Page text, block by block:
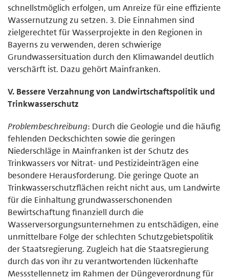
schnellstmöglich erfolgen, um Anreize für eine effiziente
Wassernutzung zu setzen. 3. Die Einnahmen sind
zielgerechtet für Wasserprojekte in den Regionen in
Bayerns zu verwenden, deren schwierige
Grundwassersituation durch den Klimawandel deutlich
verschärft ist. Dazu gehört Mainfranken.
V. Bessere Verzahnung von Landwirtschaftspolitik und
Trinkwasserschutz
Problembeschreibung: Durch die Geologie und die häufig
fehlenden Deckschichten sowie die geringen
Niederschläge in Mainfranken ist der Schutz des
Trinkwassers vor Nitrat- und Pestizideinträgen eine
besondere Herausforderung. Die geringe Quote an
Trinkwasserschutzflächen reicht nicht aus, um Landwirte
für die Einhaltung grundwasserschonenden
Bewirtschaftung finanziell durch die
Wasserversorgungsunternehmen zu entschädigen, eine
unmittelbare Folge der schlechten Schutzgebietspolitik
der Staatsregierung. Zugleich hat die Staatsregierung
durch das von ihr zu verantwortenden lückenhafte
Messstellennetz im Rahmen der Düngeverordnung für